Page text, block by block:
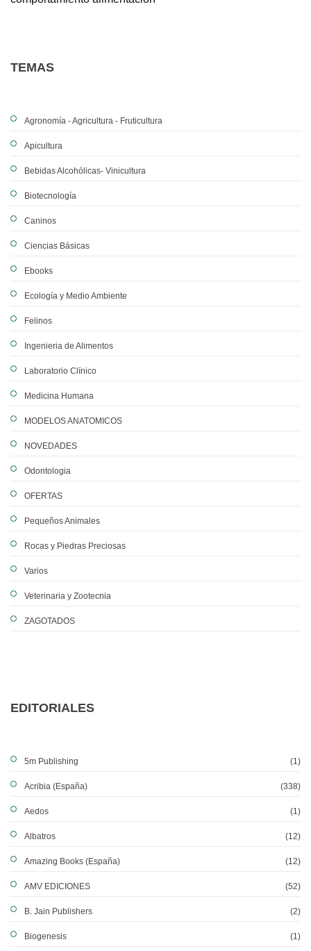
TEMAS
Agronomía - Agricultura - Fruticultura
Apicultura
Bebidas Alcohólicas- Vinicultura
Biotecnología
Caninos
Ciencias Básicas
Ebooks
Ecología y Medio Ambiente
Felinos
Ingenieria de Alimentos
Laboratorio Clínico
Medicina Humana
MODELOS ANATOMICOS
NOVEDADES
Odontologia
OFERTAS
Pequeños Animales
Rocas y Piedras Preciosas
Varios
Veterinaria y Zootecnia
ZAGOTADOS
EDITORIALES
5m Publishing (1)
Acribia (España) (338)
Aedos (1)
Albatros (12)
Amazing Books (España) (12)
AMV EDICIONES (52)
B. Jain Publishers (2)
Biogenesis (1)